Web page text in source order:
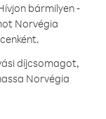
bármilyen -
Norvégia
díjcsomagot,
Norvégia